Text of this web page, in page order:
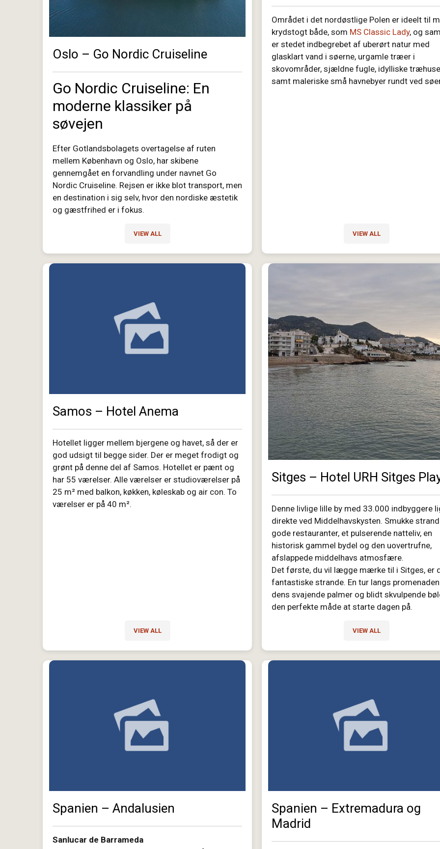
Oslo – Go Nordic Cruiseline
Go Nordic Cruiseline: En
moderne klassiker på
søvejen
Efter Gotlandsbolagets overtagelse af ruten
mellem København og Oslo, har skibene
gennemgået en forvandling under navnet Go
Nordic Cruiseline. Rejsen er ikke blot transport, men
en destination i sig selv, hvor den nordiske æstetik
og gæstfrihed er i fokus.
VIEW ALL
Området i det nordøstlige Polen er ideelt til
krydstogt både, som MS Classic Lady, og
er stedet indbegrebet af uberørt natur med
glasklart vand i søerne, urgamle træer i
skovområder, sjældne fugle, idylliske træhuse
samt maleriske små havnebyer rundt ved
VIEW ALL
Samos – Hotel Anema
Hotellet ligger mellem bjergene og havet, så der er
god udsigt til begge sider. Der er meget frodigt og
grønt på denne del af Samos. Hotellet er pænt og
har 55 værelser. Alle værelser er studioværelser på
25 m² med balkon, køkken, køleskab og air con. To
værelser er på 40 m².
VIEW ALL
Sitges – Hotel URH Sitges
Denne livlige lille by med 33.000 indbyggere
direkte ved Middelhavskysten. Smukke
gode restauranter, et pulserende natteliv, en
historisk gammel bydel og den uovertrufne,
afslappede middelhavs atmosfære.
Det første, du vil lægge mærke til i Sitges, er
fantastiske strande. En tur langs
dens svajende palmer og blidt skvulpende
den perfekte måde at starte dagen på.
VIEW ALL
Spanien – Andalusien
Sanlucar de Barrameda
Spanien – Extremadura og
Madrid